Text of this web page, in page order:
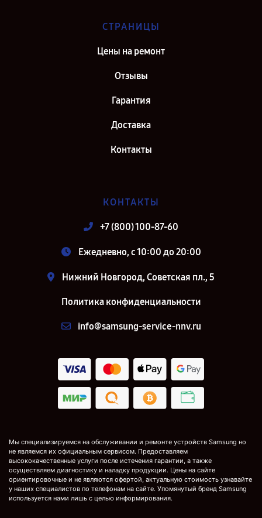
СТРАНИЦЫ
Цены на ремонт
Отзывы
Гарантия
Доставка
Контакты
КОНТАКТЫ
+7 (800) 100-87-60
Ежедневно, с 10:00 до 20:00
Нижний Новгород, Советская пл., 5
Политика конфиденциальности
info@samsung-service-nnv.ru
Мы специализируемся на обслуживании и ремонте устройств Samsung но
не являемся их официальным сервисом. Предоставляем
высококачественные услуги после истечения гарантии, а также
осуществляем диагностику и наладку продукции. Цены на сайте
ориентировочные и не являются офертой, актуальную стоимость узнавайте
у наших специалистов по телефонам на сайте. Упомянутый бренд Samsung
используется нами лишь с целью информирования.